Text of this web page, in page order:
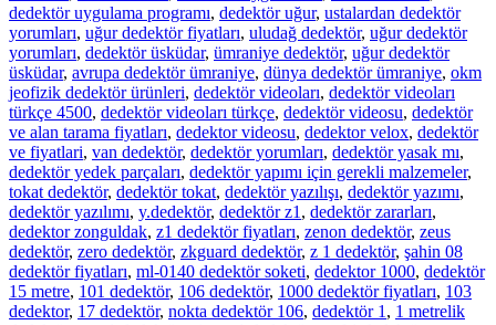
dedektör uygulama programı, dedektör uğur, ustalardan dedektör
yorumları, uğur dedektör fiyatları, uludağ dedektör, uğur dedektör
yorumları, dedektör üsküdar, ümraniye dedektör, uğur dedektör
üsküdar, avrupa dedektör ümraniye, dünya dedektör ümraniye, okm
jeofizik dedektör ürünleri, dedektör videoları, dedektör videoları
türkçe 4500, dedektör videoları türkçe, dedektör videosu, dedektör
ve alan tarama fiyatları, dedektor videosu, dedektor velox, dedektör
ve fiyatlari, van dedektör, dedektör yorumları, dedektör yasak mı,
dedektör yedek parçaları, dedektör yapımı için gerekli malzemeler,
tokat dedektör, dedektör tokat, dedektör yazılışı, dedektör yazımı,
dedektör yazılımı, y.dedektör, dedektör z1 , dedektör zararları,
dedektor zonguldak, z1 dedektör fiyatları, zenon dedektör, zeus
dedektör, zero dedektör, zkguard dedektör, z 1 dedektör, şahin 08
dedektör fiyatları, ml-0140 dedektör soketi, dedektor 1000, dedektör
15 metre, 101 dedektör, 106 dedektör, 1000 dedektör fiyatları, 103
dedektor, 17 dedektör, nokta dedektör 106, dedektör 1 , 1 metrelik